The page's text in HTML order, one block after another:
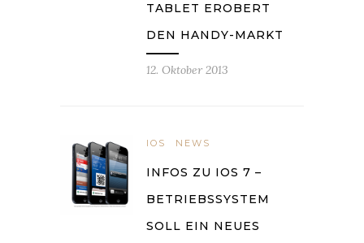
TABLET EROBERT
DEN HANDY-MARKT
12. Oktober 2013
IOS NEWS
INFOS ZU IOS 7 –
BETRIEBSSYSTEM
SOLL EIN NEUES